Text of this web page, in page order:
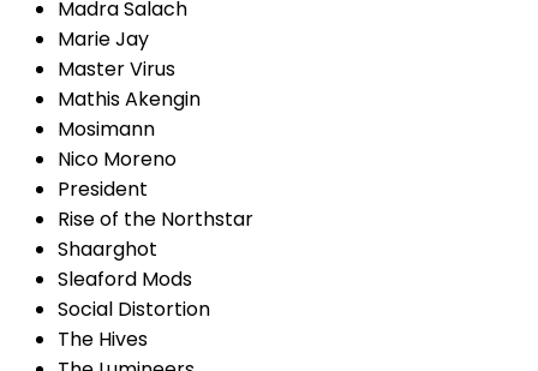
Madra Salach
Marie Jay
Master Virus
Mathis Akengin
Mosimann
Nico Moreno
President
Rise of the Northstar
Shaarghot
Sleaford Mods
Social Distortion
The Hives